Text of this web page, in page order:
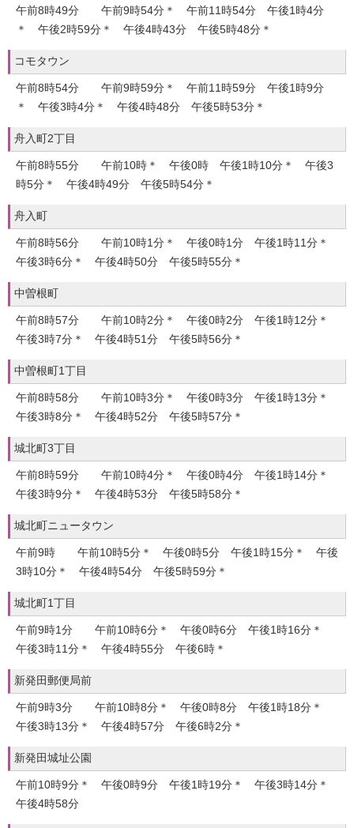
午前8時49分 午前9時54分＊ 午前11時54分 午後1時4分
＊ 午後2時59分＊ 午後4時43分 午後5時48分＊
コモタウン
午前8時54分 午前9時59分＊ 午前11時59分 午後1時9分
＊ 午後3時4分＊ 午後4時48分 午後5時53分＊
舟入町2丁目
午前8時55分 午前10時＊ 午後0時 午後1時10分＊ 午後3
時5分＊ 午後4時49分 午後5時54分＊
舟入町
午前8時56分 午前10時1分＊ 午後0時1分 午後1時11分＊
午後3時6分＊ 午後4時50分 午後5時55分＊
中曽根町
午前8時57分 午前10時2分＊ 午後0時2分 午後1時12分＊
午後3時7分＊ 午後4時51分 午後5時56分＊
中曽根町1丁目
午前8時58分 午前10時3分＊ 午後0時3分 午後1時13分＊
午後3時8分＊ 午後4時52分 午後5時57分＊
城北町3丁目
午前8時59分 午前10時4分＊ 午後0時4分 午後1時14分＊
午後3時9分＊ 午後4時53分 午後5時58分＊
城北町ニュータウン
午前9時 午前10時5分＊ 午後0時5分 午後1時15分＊ 午後
3時10分＊ 午後4時54分 午後5時59分＊
城北町1丁目
午前9時1分 午前10時6分＊ 午後0時6分 午後1時16分＊
午後3時11分＊ 午後4時55分 午後6時＊
新発田郵便局前
午前9時3分 午前10時8分＊ 午後0時8分 午後1時18分＊
午後3時13分＊ 午後4時57分 午後6時2分＊
新発田城址公園
午前10時9分＊ 午後0時9分 午後1時19分＊ 午後3時14分＊
午後4時58分